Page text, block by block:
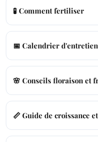
🧪 Comment fertiliser
📅 Calendrier
🌸 Conseils floraison et
📏 Guide de croissance